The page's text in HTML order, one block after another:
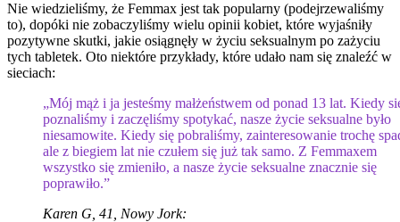
Nie wiedzieliśmy, że Femmax jest tak popularny (podejrzewaliśmy
to), dopóki nie zobaczyliśmy wielu opinii kobiet, które wyjaśniły
pozytywne skutki, jakie osiągnęły w życiu seksualnym po zażyciu
tych tabletek. Oto niektóre przykłady, które udało nam się znaleźć w
sieciach:
„Mój mąż i ja jesteśmy małżeństwem od ponad 13 lat. Kiedy
poznaliśmy i zaczęliśmy spotykać, nasze życie seksualne było
niesamowite. Kiedy się pobraliśmy, zainteresowanie trochę
ale z biegiem lat nie czułem się już tak samo. Z Femmaxem
wszystko się zmieniło, a nasze życie seksualne znacznie się
poprawiło.”
Karen G, 41, Nowy Jork: